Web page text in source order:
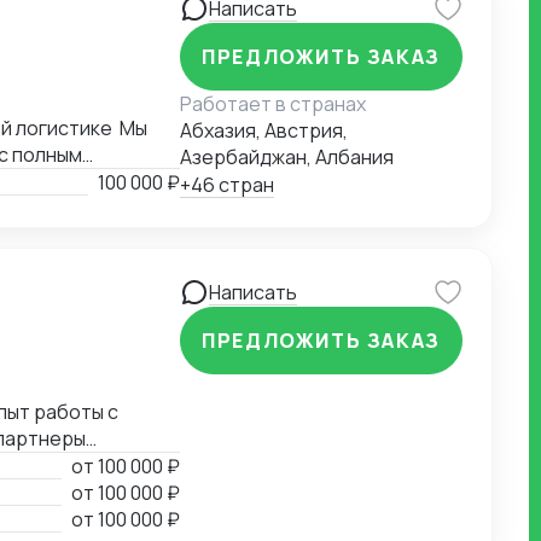
логистике Мы
полным
услуг в
через
доставки
100 000 ₽
Написать
ПРЕДЛОЖИТЬ ЗАКАЗ
Работает в странах
Абхазия, Австрия,
Азербайджан, Албания
+46 стран
работы с
от100 000 ₽
от100 000 ₽
от100 000 ₽
Написать
ПРЕДЛОЖИТЬ ЗАКАЗ